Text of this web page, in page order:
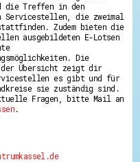
die Treffen in den
Servicestellen, die zweimal
Zudem bieten die
ausgebildeten E-Lotsen
Die
Übersicht zeigt dir
es gibt und für
sie zuständig sind.
Fragen, bitte Mail an
.